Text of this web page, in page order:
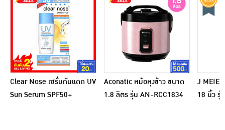
Clear Nose เซรั่มกันแดด UV
Sun Serum SPF50+
Aconatic หม้อหุงข้าว ขนาด
1.8 ลิตร รุ่น AN-RCC1834
J
18 นิ้ว รุ่